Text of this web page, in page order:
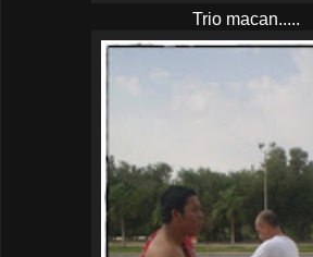
Trio macan.....